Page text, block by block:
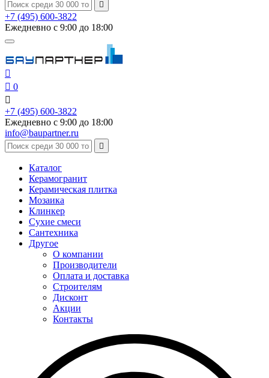

+7 (495) 600-3822
Ежедневно с 9:00 до 18:00

 0

+7 (495) 600-3822
Ежедневно с 9:00 до 18:00
info@baupartner.ru

Каталог
Керамогранит
Керамическая плитка
Мозаика
Клинкер
Сухие смеси
Сантехника
Другое
О компании
Производители
Оплата и доставка
Строителям
Дисконт
Акции
Контакты